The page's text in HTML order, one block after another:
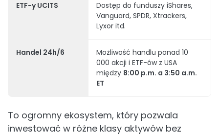
ETF-y UCITS
Dostęp do funduszy iShares,
Vanguard, SPDR, Xtrackers,
Lyxor itd.
Handel 24h/6
Możliwość handlu ponad 10
000 akcji i ETF-ów z USA
między 8:00 p.m. a 3:50 a.m.
ET
To ogromny ekosystem, który pozwala
inwestować w różne klasy aktywów bez